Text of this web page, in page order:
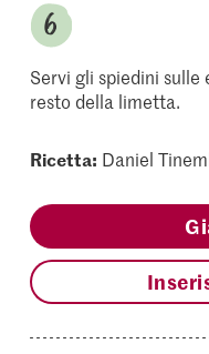
Servi gli spiedini sulle
resto della limetta.
Ricetta: Daniel